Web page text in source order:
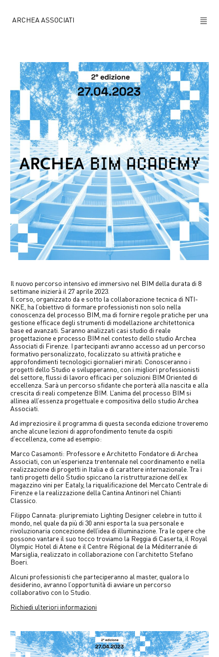
ARCHEA ASSOCIATI
PROGETTI
NEWS
POLICY
CONTATTI
CAREERS
中文
EN
Il nuovo percorso intensivo ed immersivo nel BIM della durata di 8
settimane inizierà il 27 aprile 2023.
Il corso, organizzato da e sotto la collaborazione tecnica di NTI-
NKE, ha l’obiettivo di formare professionisti non solo nella
conoscenza del processo BIM, ma di fornire regole pratiche per una
gestione efficace degli strumenti di modellazione architettonica
base ed avanzati. Saranno analizzati casi studio di reale
progettazione e processo BIM nel contesto dello studio Archea
Associati di Firenze. I partecipanti avranno accesso ad un percorso
formativo personalizzato, focalizzato su attività pratiche e
approfondimenti tecnologici giornalieri mirati. Conosceranno i
progetti dello Studio e svilupperanno, con i migliori professionisti
del settore, flussi di lavoro efficaci per soluzioni BIM Oriented di
eccellenza. Sarà un percorso sfidante che porterà alla nascita e alla
crescita di reali competenze BIM. L’anima del processo BIM si
allinea all’essenza progettuale e compositiva dello studio Archea
Associati.
Ad impreziosire il programma di questa seconda edizione troveremo
anche alcune lezioni di approfondimento tenute da ospiti
d’eccellenza, come ad esempio:
Marco Casamonti: Professore e Architetto Fondatore di Archea
Associati, con un’esperienza trentennale nel coordinamento e nella
realizzazione di progetti in Italia e di carattere internazionale. Tra i
tanti progetti dello Studio spiccano la ristrutturazione dell’ex
magazzino vini per Eataly, la riqualificazione del Mercato Centrale di
Firenze e la realizzazione della Cantina Antinori nel Chianti
Classico.
Filippo Cannata: pluripremiato Lighting Designer celebre in tutto il
mondo, nel quale da più di 30 anni esporta la sua personale e
rivoluzionaria concezione dell’idea di illuminazione. Tra le opere che
possono vantare il suo tocco troviamo la Reggia di Caserta, il Royal
Olympic Hotel di Atene e il Centre Régional de la Méditerranée di
Marsiglia, realizzato in collaborazione con l’architetto Stefano
Boeri.
Alcuni professionisti che parteciperanno al master, qualora lo
desiderino, avranno l’opportunità di avviare un percorso
collaborativo con lo Studio.
Richiedi ulteriori informazioni